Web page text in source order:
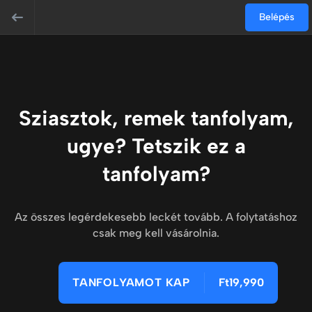
Belépés
Sziasztok, remek tanfolyam,
ugye? Tetszik ez a
tanfolyam?
Az összes legérdekesebb leckét tovább. A folytatáshoz
csak meg kell vásárolnia.
TANFOLYAMOT KAP Ft19,990